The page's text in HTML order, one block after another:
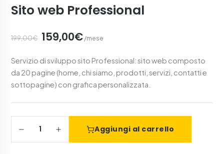
Sito web Professional
199,00€ 159,00€ /mese
Servizio di sviluppo sito Professional: sito web composto
da 20 pagine (home, chi siamo, prodotti, servizi, contatti e
sottopagine) con grafica personalizzata.
1 Aggiungi al carrello